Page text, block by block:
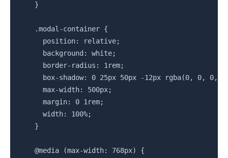
    }
    .modal-container {
      position: relative;
      background: white;
      border-radius: 1rem;
box-shadow: 0 25px 50px -12px rgba(0, 0, 0,
      max-width: 500px;
      margin: 0 1rem;
      width: 100%;
    }
    @media (max-width: 768px) {